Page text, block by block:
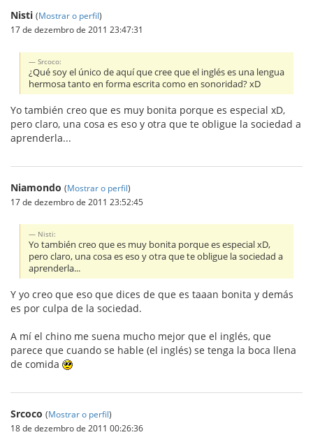
Nisti (Mostrar o perfil)
17 de dezembro de 2011 23:47:31
Srcoco:
¿Qué soy el único de aquí que cree que el inglés es una lengua
hermosa tanto en forma escrita como en sonoridad? xD
Yo también creo que es muy bonita porque es especial xD,
pero claro, una cosa es eso y otra que te obligue la sociedad a
aprenderla...
Niamondo (Mostrar o perfil)
17 de dezembro de 2011 23:52:45
Nisti:
Yo también creo que es muy bonita porque es especial xD,
pero claro, una cosa es eso y otra que te obligue la sociedad a
aprenderla...
Y yo creo que eso que dices de que es taaan bonita y demás
es por culpa de la sociedad.
A mí el chino me suena mucho mejor que el inglés, que
parece que cuando se hable (el inglés) se tenga la boca llena
de comida
Srcoco (Mostrar o perfil)
18 de dezembro de 2011 00:26:36